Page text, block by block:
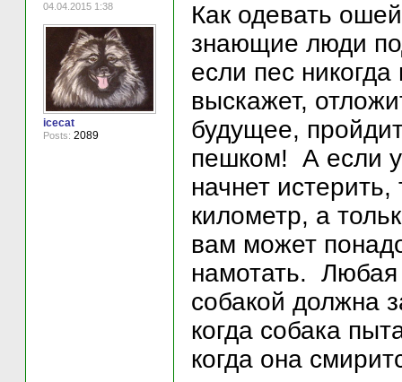
04.04.2015 1:38
icecat
Posts: 2089
Как одевать
знающие люди
если пес
выскажет,
будущее,
пешком! А если
начнет
километр, а
вам может
намотать. Любая
собакой должна
когда собака
когда она